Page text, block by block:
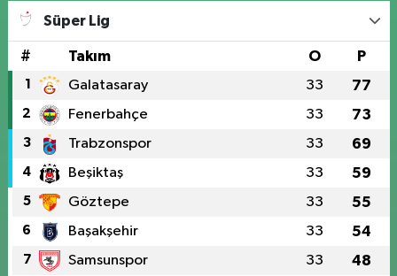
Süper Lig
# Takım O P
1 Galatasaray 33 77
2 Fenerbahçe 33 73
3 Trabzonspor 33 69
4 Beşiktaş 33 59
5 Göztepe 33 55
6 Başakşehir 33 54
7 Samsunspor 33 48